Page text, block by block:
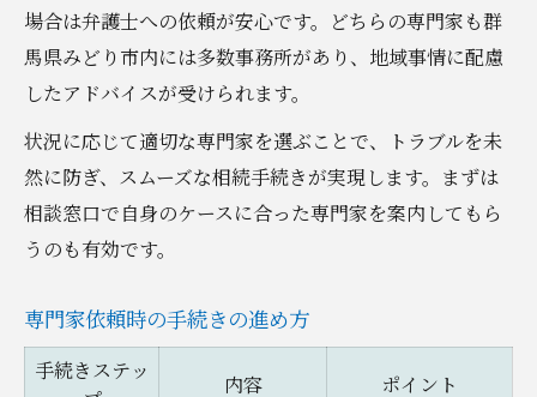
場合は弁護士への依頼が安心です。どちらの専門家も群
馬県みどり市内には多数事務所があり、地域事情に配慮
したアドバイスが受けられます。
状況に応じて適切な専門家を選ぶことで、トラブルを未
然に防ぎ、スムーズな相続手続きが実現します。まずは
相談窓口で自身のケースに合った専門家を案内してもら
うのも有効です。
専門家依頼時の手続きの進め方
手続きステッ
内容 ポイント